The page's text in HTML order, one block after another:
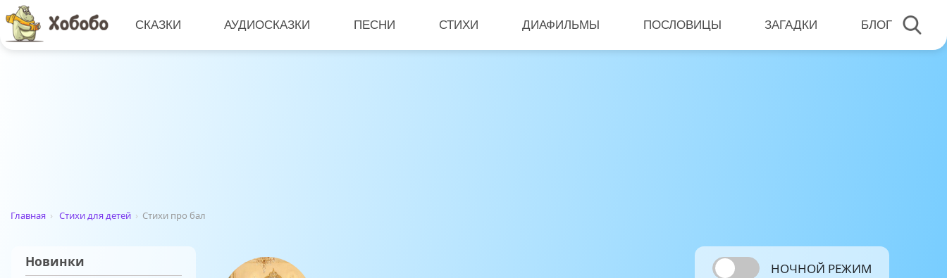
СКАЗКИ АУДИОСКАЗКИ ПЕСНИ СТИХИ ДИАФИЛЬМЫ ПОСЛОВИЦЫ ЗАГАДКИ БЛОГ
Главная › Стихи для детей › Стихи про бал
Новинки
НОЧНОЙ РЕЖИМ